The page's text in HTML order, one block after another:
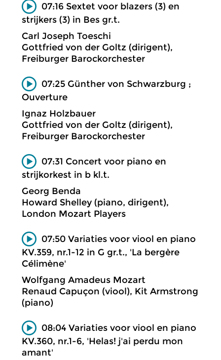
07:16 Sextet voor blazers (3) en
strijkers (3) in Bes gr.t.
Carl Joseph Toeschi
Gottfried von der Goltz (dirigent),
Freiburger Barockorchester
07:25 Günther von Schwarzburg ;
Ouverture
Ignaz Holzbauer
Gottfried von der Goltz (dirigent),
Freiburger Barockorchester
07:31 Concert voor piano en
strijkorkest in b kl.t.
Georg Benda
Howard Shelley (piano, dirigent),
London Mozart Players
07:50 Variaties voor viool en piano
KV.359, nr.1-12 in G gr.t., 'La bergère
Célimène'
Wolfgang Amadeus Mozart
Renaud Capuçon (viool), Kit Armstrong
(piano)
08:04 Variaties voor viool en piano
KV.360, nr.1-6, 'Helas! j'ai perdu mon
amant'